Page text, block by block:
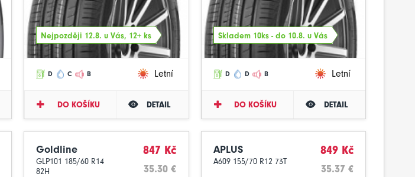
Nejpozději 12.8. u Vás, 12+ ks
D C B Letní
DO KOŠÍKU DETAIL
Skladem 10ks - do 10.8. u Vás
D D B Letní
DO KOŠÍKU DETAIL
Goldline
GLP101 185/60 R14
82H
847 Kč
35.30 €
APLUS
A609 155/70 R12 73T
849 Kč
35.37 €